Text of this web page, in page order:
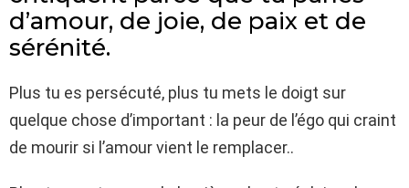
d’amour, de joie, de paix et de
sérénité.
Plus tu es persécuté, plus tu mets le doigt sur
quelque chose d’important : la peur de l’égo qui craint
de mourir si l’amour vient le remplacer..